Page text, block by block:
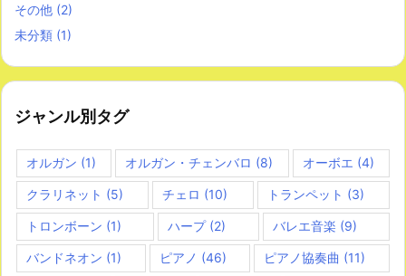
その他 (2)
未分類 (1)
ジャンル別タグ
オルガン (1) オルガン・チェンバロ (8) オーボエ (4)
クラリネット (5) チェロ (10) トランペット (3)
トロンボーン (1) ハープ(2) バレエ音楽 (9)
バンドネオン (1) ピアノ (46) ピアノ協奏曲 (11)